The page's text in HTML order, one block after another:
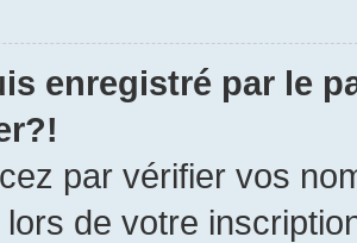
enregistré par le
par vérifier vos
lors de votre